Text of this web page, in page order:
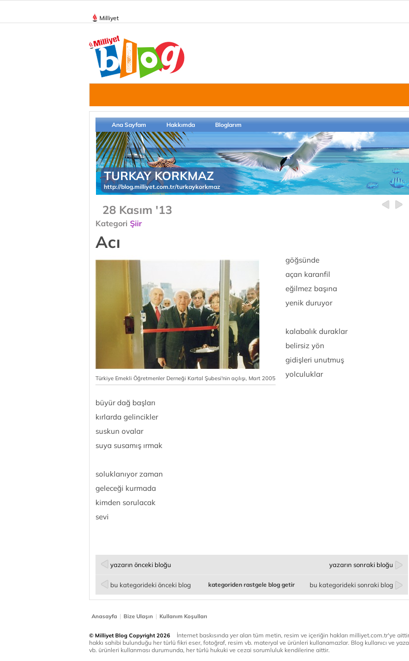
Milliyet
Ana Sayfam Hakkımda Bloglarım
TURKAY KORKMAZ
http://blog.milliyet.com.tr/turkaykorkmaz
28 Kasım '13
Kategori Şiir
Acı
Türkiye Emekli Öğretmenler Derneği Kartal Şubesi'nin açılışı, Mart 2005
göğsünde
açan karanfil
eğilmez başına
yenik duruyor
kalabalık duraklar
belirsiz yön
gidişleri unutmuş
yolculuklar
büyür dağ başları
kırlarda gelincikler
suskun ovalar
suya susamış ırmak
soluklanıyor zaman
geleceği kurmada
kimden sorulacak
sevi
yazarın önceki bloğu yazarın sonraki bloğu
bu kategorideki önceki blog bu kategorideki sonraki blog
kategoriden rastgele blog getir
Anasayfa | Bize Ulaşın | Kullanım Koşulları
© Milliyet Blog Copyright 2026
İnternet baskısında yer alan tüm metin, resim ve içeriğin hakları milliyet.com.tr'ye
hakkı sahibi bulunduğu her türlü fikri eser, fotoğraf, resim vb. materyal ve ürünleri kullanamazlar. Blog kullanıcı ve
vb. ürünleri kullanması durumunda, her türlü hukuki ve cezai sorumluluk kendilerine aittir.